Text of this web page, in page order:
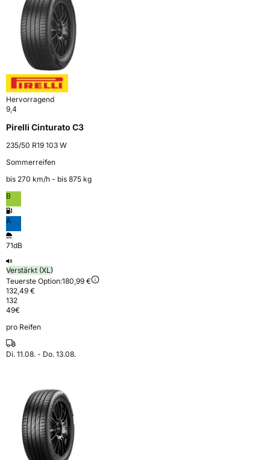
Hervorragend
9,4
Pirelli Cinturato C3
235/50 R19 103 W
Sommerreifen
bis 270 km⁠/⁠h - bis 875 kg
B
A
71dB
Verstärkt (XL)
Teuerste Option:180,99 €
132,49 €
132
49€
pro Reifen
Di. 11.08. - Do. 13.08.